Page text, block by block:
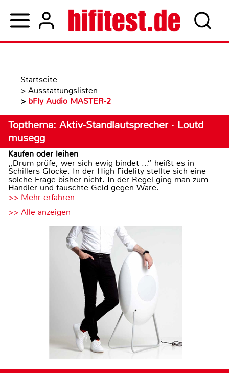
Startseite
> Ausstattungslisten
> bFly Audio MASTER-2
Topthema: Aktiv-Standlautsprecher · Loutd
musegg
Kaufen oder leihen
„Drum prüfe, wer sich ewig bindet ...“ heißt es in
Schillers Glocke. In der High Fidelity stellte sich eine
solche Frage bisher nicht. In der Regel ging man zum
Händler und tauschte Geld gegen Ware.
>> Mehr erfahren
>> Alle anzeigen